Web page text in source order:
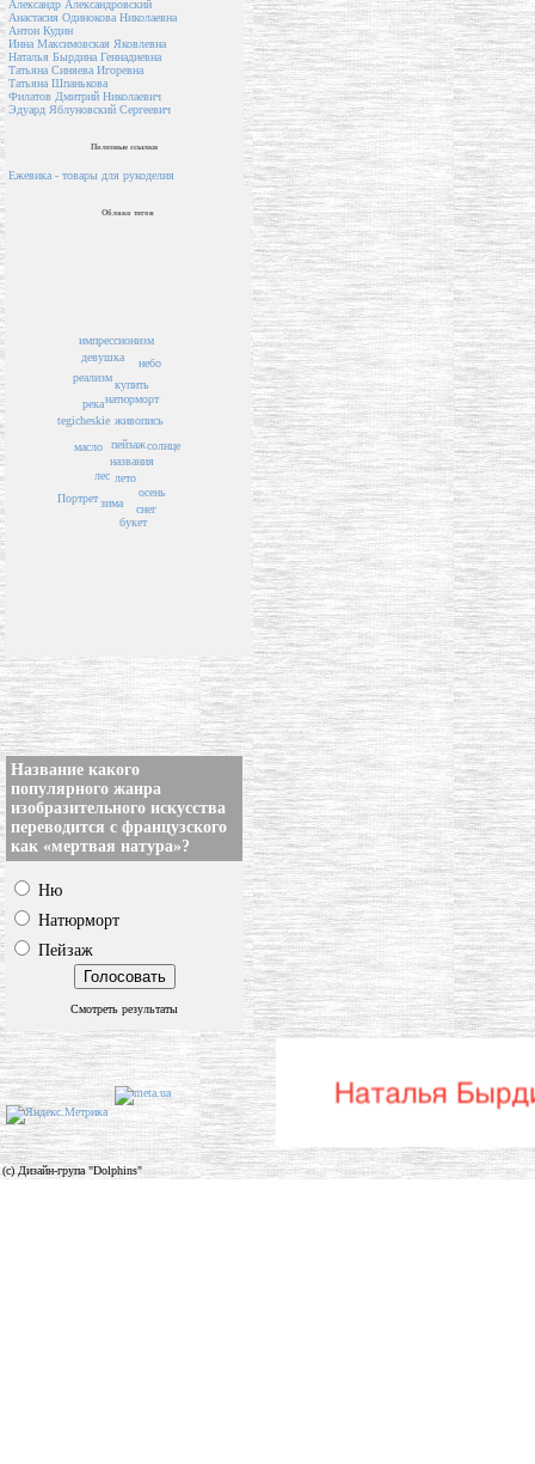
Александр Александровский
Анастасия Одинокова Николаевна
Антон Кудин
Инна Максимовская Яковлевна
Наталья Бырдина Геннадиевна
Татьяна Синяева Игоревна
Татьяна Шпанькова
Филатов Дмитрий Николаевич
Эдуард Яблуновский Сергеевич
Полезные ссылки
Ежевика - товары для рукоделия
Облако тегов
пейзаж
названия
живопись
лето
натюрморт
купить
солнце
лес
зима
осень
букет
масло
река
снег
tegicheskie
реализм
небо
импрессионизм
Портрет
девушка
Название какого
популярного жанра
изобразительного искусства
переводится с французского
как «мертвая натура»?
Ню
Натюрморт
Пейзаж
Смотреть результаты
(c) Дизайн-група "Dolphins"